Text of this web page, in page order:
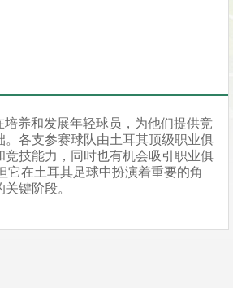
养和发展年轻球员，为他们提供竞
各支参赛球队由土耳其顶级职业俱
技能力，同时也有机会吸引职业俱
在土耳其足球中扮演着重要的角
键阶段。